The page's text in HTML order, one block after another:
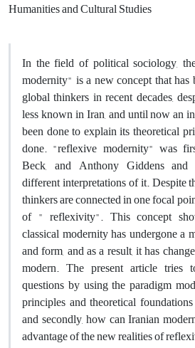
Humanities and Cultural Studies
In the field of political sociology,
modernity" is a new concept that
global thinkers in recent decades,
less known in Iran, and until now an
been done to explain its theoretical
done. "reflexive modernity" was
Beck, and Anthony Giddens and
different interpretations of it. Despite
thinkers are connected in one focal
of " reflexivity". This concept
classical modernity has undergone a
and form, and as a result, it has
modern. The present article tries
questions by using the paradigm
principles and theoretical
and secondly, how can Iranian
advantage of the new realities of